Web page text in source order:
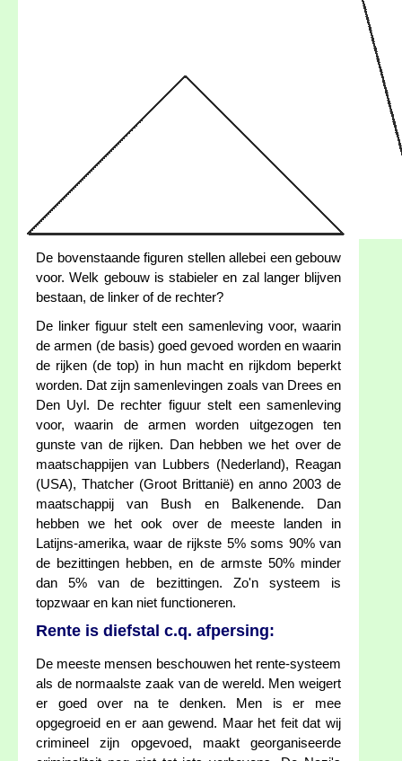
De bovenstaande figuren stellen allebei een gebouw
voor. Welk gebouw is stabieler en zal langer blijven
bestaan, de linker of de rechter?
De linker figuur stelt een samenleving voor, waarin
de armen (de basis) goed gevoed worden en waarin
de rijken (de top) in hun macht en rijkdom beperkt
worden. Dat zijn samenlevingen zoals van Drees en
Den Uyl. De rechter figuur stelt een samenleving
voor, waarin de armen worden uitgezogen ten
gunste van de rijken. Dan hebben we het over de
maatschappijen van Lubbers (Nederland), Reagan
(USA), Thatcher (Groot Brittanië) en anno 2003 de
maatschappij van Bush en Balkenende. Dan
hebben we het ook over de meeste landen in
Latijns-amerika, waar de rijkste 5% soms 90% van
de bezittingen hebben, en de armste 50% minder
dan 5% van de bezittingen. Zo'n systeem is
topzwaar en kan niet functioneren.
Rente is diefstal c.q. afpersing:
De meeste mensen beschouwen het rente-systeem
als de normaalste zaak van de wereld. Men weigert
er goed over na te denken. Men is er mee
opgegroeid en er aan gewend. Maar het feit dat wij
crimineel zijn opgevoed, maakt georganiseerde